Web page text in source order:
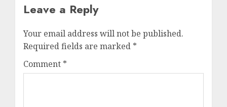
Leave a Reply
Your email address will not be published.
Required fields are marked *
Comment *